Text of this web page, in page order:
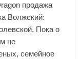
продажа
Волжский:
Пока о
не
семейное